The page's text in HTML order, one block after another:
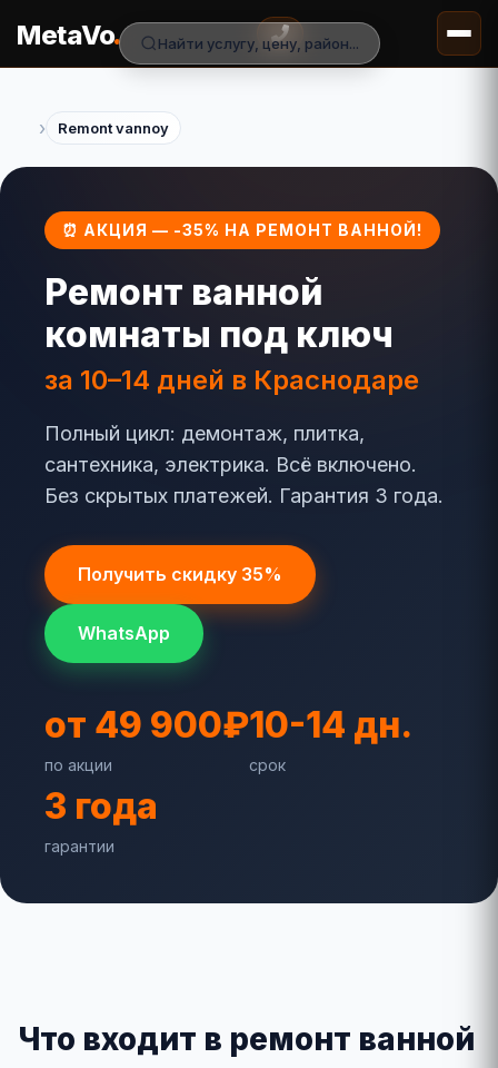
MetaVo.
› Remont vannoy
⏰ АКЦИЯ — -35% НА РЕМОНТ ВАННОЙ!
Ремонт ванной
комнаты под ключ
за 10–14 дней в Краснодаре
Полный цикл: демонтаж, плитка,
сантехника, электрика. Всё включено.
Без скрытых платежей. Гарантия 3 года.
Получить скидку 35%
WhatsApp
от 49 900₽
по акции
10-14 дн.
срок
3 года
гарантии
Что входит в ремонт ванной
Найти услугу, цену, район...